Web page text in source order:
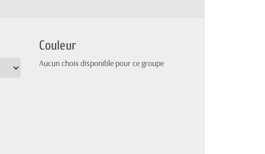
Couleur
Aucun choix disponible pour ce groupe